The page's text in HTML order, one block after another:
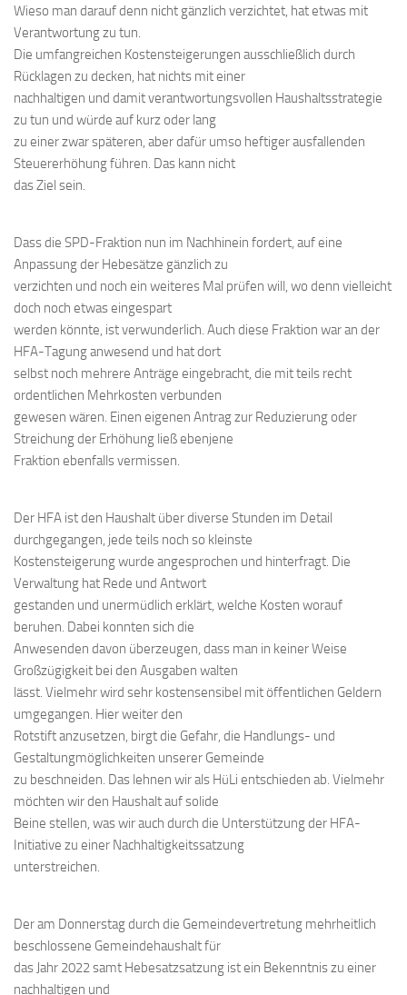
Wieso man darauf denn nicht gänzlich verzichtet, hat etwas mit
Verantwortung zu tun.
Die umfangreichen Kostensteigerungen ausschließlich durch
Rücklagen zu decken, hat nichts mit einer
nachhaltigen und damit verantwortungsvollen Haushaltsstrategie
zu tun und würde auf kurz oder lang
zu einer zwar späteren, aber dafür umso heftiger ausfallenden
Steuererhöhung führen. Das kann nicht
das Ziel sein.
Dass die SPD-Fraktion nun im Nachhinein fordert, auf eine
Anpassung der Hebesätze gänzlich zu
verzichten und noch ein weiteres Mal prüfen will, wo denn vielleicht
doch noch etwas eingespart
werden könnte, ist verwunderlich. Auch diese Fraktion war an der
HFA-Tagung anwesend und hat dort
selbst noch mehrere Anträge eingebracht, die mit teils recht
ordentlichen Mehrkosten verbunden
gewesen wären. Einen eigenen Antrag zur Reduzierung oder
Streichung der Erhöhung ließ ebenjene
Fraktion ebenfalls vermissen.
Der HFA ist den Haushalt über diverse Stunden im Detail
durchgegangen, jede teils noch so kleinste
Kostensteigerung wurde angesprochen und hinterfragt. Die
Verwaltung hat Rede und Antwort
gestanden und unermüdlich erklärt, welche Kosten worauf
beruhen. Dabei konnten sich die
Anwesenden davon überzeugen, dass man in keiner Weise
Großzügigkeit bei den Ausgaben walten
lässt. Vielmehr wird sehr kostensensibel mit öffentlichen Geldern
umgegangen. Hier weiter den
Rotstift anzusetzen, birgt die Gefahr, die Handlungs- und
Gestaltungmöglichkeiten unserer Gemeinde
zu beschneiden. Das lehnen wir als HüLi entschieden ab. Vielmehr
möchten wir den Haushalt auf solide
Beine stellen, was wir auch durch die Unterstützung der HFA-
Initiative zu einer Nachhaltigkeitssatzung
unterstreichen.
Der am Donnerstag durch die Gemeindevertretung mehrheitlich
beschlossene Gemeindehaushalt für
das Jahr 2022 samt Hebesatzsatzung ist ein Bekenntnis zu einer
nachhaltigen und